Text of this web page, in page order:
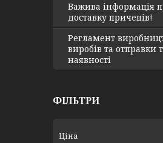
Важива інформація
доставку причепів!
Регламент
виробів та отправки
наявності
ФІЛЬТРИ
Ціна